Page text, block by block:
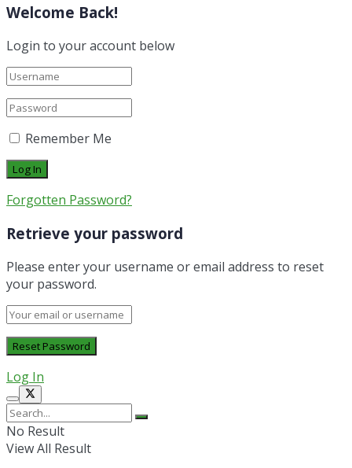
Welcome Back!
Login to your account below
Remember Me
Forgotten Password?
Retrieve your password
Please enter your username or email address to reset
your password.
Log In
No Result
View All Result